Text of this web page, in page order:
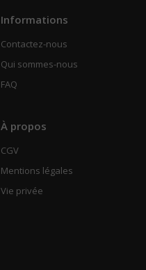
Informations
Contactez-nous
Qui sommes-nous
FAQ
À propos
CGV
Mentions légales
Vie privée